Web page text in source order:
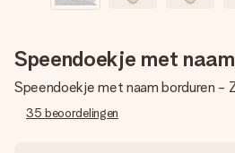
Speendoekje met naam
Speendoekje met naam borduren -
35 beoordelingen